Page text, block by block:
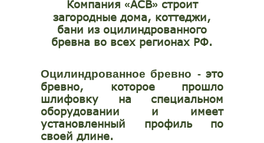
Компания «АСВ»строит
загородные дома, коттеджи,
бани из оцилиндрованного
бревна во всех регионах РФ.
Оцилиндрованное бревно -это
бревно, которое прошло
шлифовку на специальном
оборудовании и имеет
установленный профиль по
своей длине.